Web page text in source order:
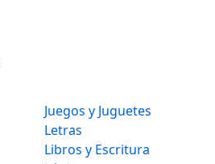
Juegos y Juguetes
Letras
Libros y Escritura